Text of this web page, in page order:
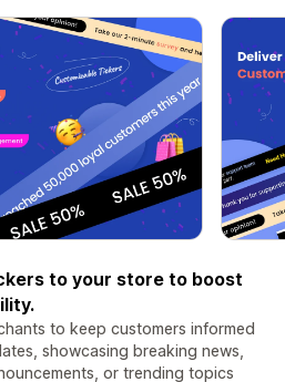
to your store to boost
to keep customers informed
showcasing breaking news,
or trending topics